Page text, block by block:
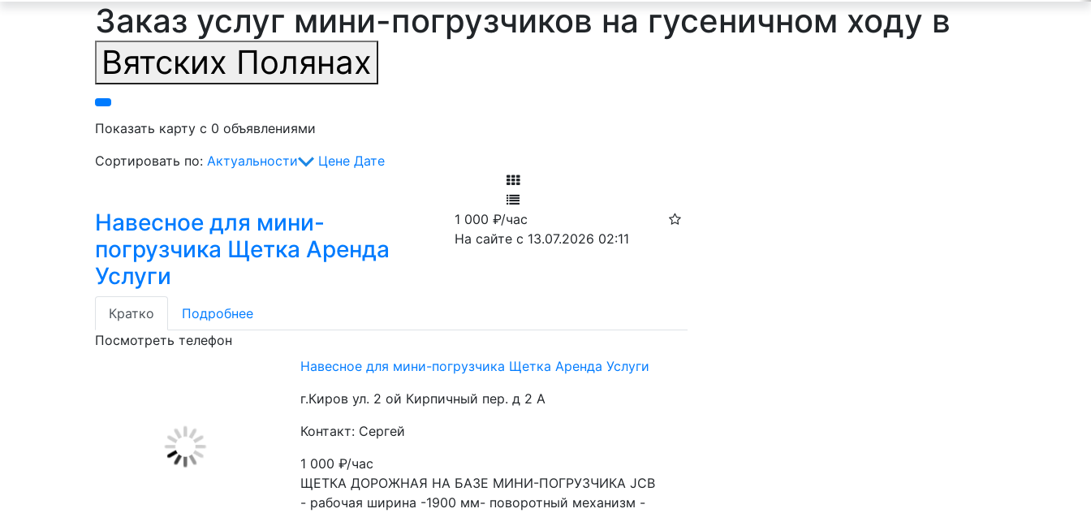
Заказ услуг мини-погрузчиков на гусеничном ходу в
Вятских Полянах
Показать карту с 0 объявлениями
Сортировать по: Актуальности Цене Дате
Навесное для мини-
погрузчика Щетка Аренда
Услуги
1 000₽/час
На сайте с 13.07.2026 02:11
Кратко
Подробнее
Посмотреть телефон
Навесное для мини-погрузчика Щетка Аренда Услуги
г.Киров ул. 2 ой Кирпичный пер. д 2 А
Контакт: Сергей
1 000₽/час
ЩЕТКА ДОРОЖНАЯ НА БАЗЕ МИНИ-ПОГРУЗЧИКА JCB
- рабочая ширина -1900 мм- поворотный механизм -